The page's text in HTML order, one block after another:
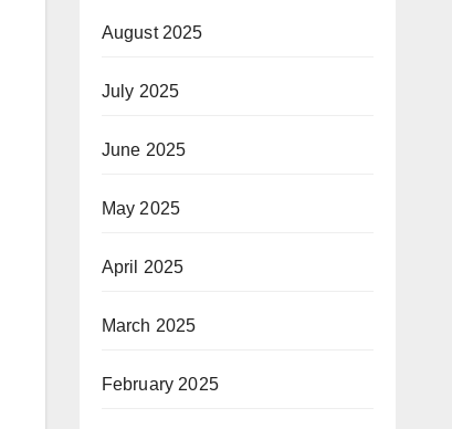
August 2025
July 2025
June 2025
May 2025
April 2025
March 2025
February 2025